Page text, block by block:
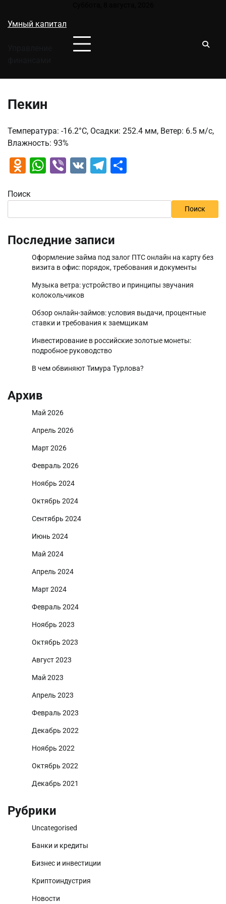
содержимому
Умный капитал
Пекин
Температура: -16.2°C, Осадки: 252.4 мм, Ветер: 6.5 м/с,
Влажность: 93%
Odnoklassniki
WhatsApp
Viber
VK Telegram
Поиск
Поиск
Последние записи
Оформление займа под залог ПТС онлайн на карту без
визита в офис: порядок, требования и документы
Музыка ветра: устройство и принципы звучания
колокольчиков
Обзор онлайн-займов: условия выдачи, процентные
ставки и требования к заемщикам
Инвестирование в российские золотые монеты:
подробное руководство
В чем обвиняют Тимура Турлова?
Архив
Май 2026
Апрель 2026
Март 2026
Февраль 2026
Ноябрь 2024
Октябрь 2024
Сентябрь 2024
Июнь 2024
Май 2024
Апрель 2024
Март 2024
Февраль 2024
Ноябрь 2023
Октябрь 2023
Август 2023
Май 2023
Апрель 2023
Февраль 2023
Декабрь 2022
Ноябрь 2022
Октябрь 2022
Декабрь 2021
Рубрики
Uncategorised
Банки и кредиты
Бизнес и инвестиции
Криптоиндустрия
Новости